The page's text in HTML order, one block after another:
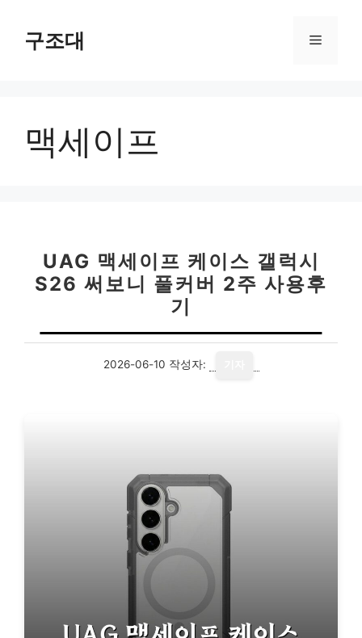
구조대 메
맥세이프
UAG 맥세이프 케이스 갤럭시
S26 써보니 풀커버 2주 사용후
기
2026-06-10 작성자: